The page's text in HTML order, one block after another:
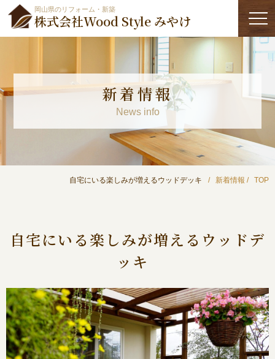
岡山県のリフォーム・新築
株式会社Wood Style みやけ
新着情報
News info
TOP
新着情報
自宅にいる楽しみが増えるウッドデッキ
自宅にいる楽しみが増えるウッドデ
ッキ